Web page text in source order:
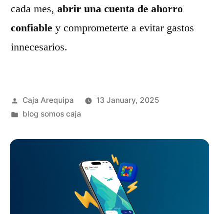
cada mes, abrir una cuenta de ahorro
confiable y comprometerte a evitar gastos
innecesarios.
Caja Arequipa
13 January, 2025
blog somos caja